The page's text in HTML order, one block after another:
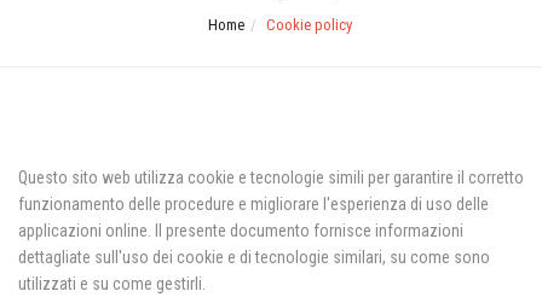
Home Cookie policy
Questo sito web utilizza cookie e tecnologie simili per garantire il corretto
funzionamento delle procedure e migliorare l'esperienza di uso delle
applicazioni online. Il presente documento fornisce informazioni
dettagliate sull'uso dei cookie e di tecnologie similari, su come sono
utilizzati e su come gestirli.